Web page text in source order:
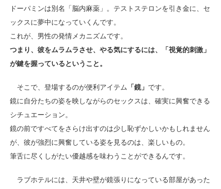
ドーパミンは別名「脳内麻薬」。テストステロンを引き金に、セ
ックスに夢中になっていくんです。
これが、男性の発情メカニズムです。
つまり、彼をムラムラさせ、やる気にするには、「視覚的刺激」
が鍵を握っているということ。
そこで、登場するのが便利アイテム 「鏡」 です。
鏡に自分たちの姿を映しながらのセックスは、確実に興奮できる
シチュエーション。
鏡の前ですべてをさらけ出すのは少し恥ずかしいかもしれません
が、彼が強烈に興奮している姿を見るのは、楽しいもの。
筆舌に尽くしがたい優越感を味わうことができるんです。
ラブホテルには、天井や壁が鏡張りになっている部屋があった